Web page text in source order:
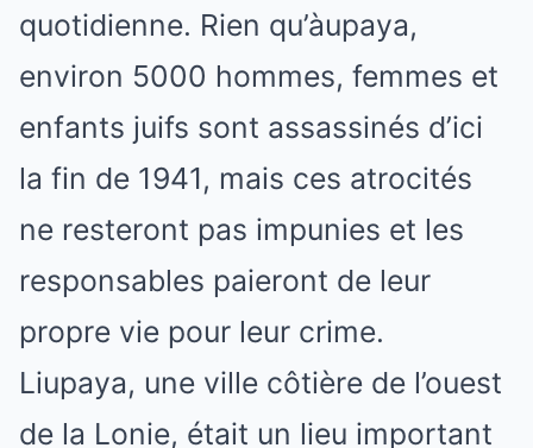
quotidienne. Rien qu’àupaya,
environ 5000 hommes, femmes et
enfants juifs sont assassinés d’ici
la fin de 1941, mais ces atrocités
ne resteront pas impunies et les
responsables paieront de leur
propre vie pour leur crime.
Liupaya, une ville côtière de l’ouest
de la Lonie, était un lieu important